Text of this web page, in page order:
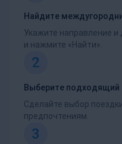
Найдите
Укажите направление и
и нажмите «Найти».
2
Выберите подходящий
Сделайте выбор
предпочтениям.
3